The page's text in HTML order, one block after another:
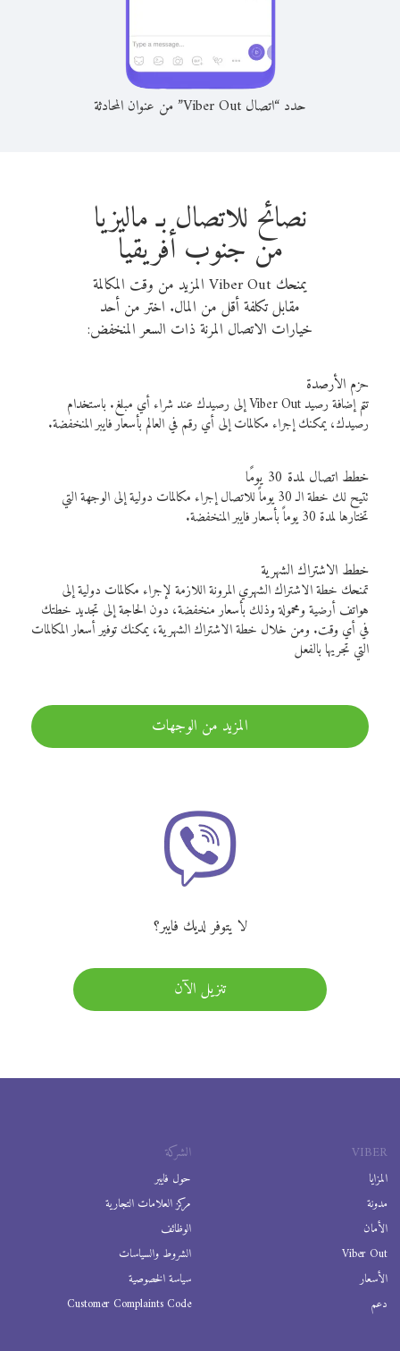
حدد “اتصال Viber Out” من عنوان المحادثة
نصائح للاتصال بـ ماليزيا
من جنوب أفريقيا
يمنحك Viber Out المزيد من وقت المكالمة
مقابل تكلفة أقل من المال. اختر من أحد
خيارات الاتصال المرنة ذات السعر المنخفض:
حزم الأرصدة
تتم إضافة رصيد Viber Out إلى رصيدك عند شراء أي مبلغ. باستخدام
رصيدك، يمكنك إجراء مكالمات إلى أي رقم في العالم بأسعار فايبر المنخفضة.
خطط اتصال لمدة 30 يومًا
تتيح لك خطة الـ 30 يوماً للاتصال إجراء مكالمات دولية إلى الوجهة التي
تختارها لمدة 30 يوماً بأسعار فايبر المنخفضة.
خطط الاشتراك الشهرية
تمنحك خطة الاشتراك الشهري المرونة اللازمة لإجراء مكالمات دولية إلى
هواتف أرضية ومحمولة وذلك بأسعار منخفضة، دون الحاجة إلى تجديد خطتك
في أي وقت. ومن خلال خطة الاشتراك الشهرية، يمكنك توفير أسعار المكالمات
التي تجريها بالفعل
المزيد من الوجهات
لا يتوفر لديك فايبر؟
تنزيل الآن
VIBER
المزايا
مدونة
الأمان
Viber Out
الأسعار
دعم
الشركة
حول فايبر
مركز العلامات التجارية
الوظائف
الشروط والسياسات
سياسة الخصوصية
Customer Complaints Code